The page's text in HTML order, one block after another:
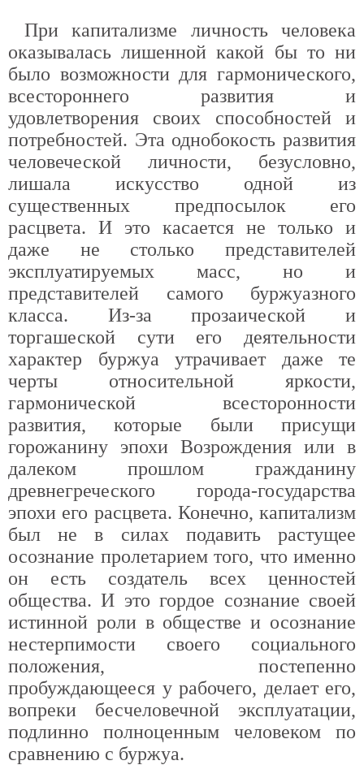
При капитализме личность человека
оказывалась лишенной какой бы то ни
было возможности для гармонического,
всестороннего развития и
удовлетворения своих способностей и
потребностей. Эта однобокость развития
человеческой личности, безусловно,
лишала искусство одной из
существенных предпосылок его
расцвета. И это касается не только и
даже не столько представителей
эксплуатируемых масс, но и
представителей самого буржуазного
класса. Из-за прозаической и
торгашеской сути его деятельности
характер буржуа утрачивает даже те
черты относительной яркости,
гармонической всесторонности
развития, которые были присущи
горожанину эпохи Возрождения или в
далеком прошлом гражданину
древнегреческого города-государства
эпохи его расцвета. Конечно, капитализм
был не в силах подавить растущее
осознание пролетарием того, что именно
он есть создатель всех ценностей
общества. И это гордое сознание своей
истинной роли в обществе и осознание
нестерпимости своего социального
положения, постепенно
пробуждающееся у рабочего, делает его,
вопреки бесчеловечной эксплуатации,
подлинно полноценным человеком по
сравнению с буржуа.